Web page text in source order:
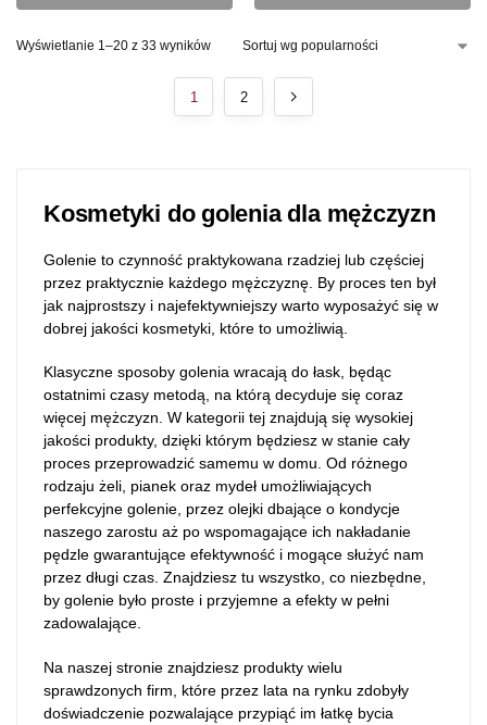
Wyświetlanie 1–20 z 33 wyników
1 2
Kosmetyki do golenia dla mężczyzn
Golenie to czynność praktykowana rzadziej lub częściej
przez praktycznie każdego mężczyznę. By proces ten był
jak najprostszy i najefektywniejszy warto wyposażyć się w
dobrej jakości kosmetyki, które to umożliwią.
Klasyczne sposoby golenia wracają do łask, będąc
ostatnimi czasy metodą, na którą decyduje się coraz
więcej mężczyzn. W kategorii tej znajdują się wysokiej
jakości produkty, dzięki którym będziesz w stanie cały
proces przeprowadzić samemu w domu. Od różnego
rodzaju żeli, pianek oraz mydeł umożliwiających
perfekcyjne golenie, przez olejki dbające o kondycje
naszego zarostu aż po wspomagające ich nakładanie
pędzle gwarantujące efektywność i mogące służyć nam
przez długi czas. Znajdziesz tu wszystko, co niezbędne,
by golenie było proste i przyjemne a efekty w pełni
zadowalające.
Na naszej stronie znajdziesz produkty wielu
sprawdzonych firm, które przez lata na rynku zdobyły
doświadczenie pozwalające przypiąć im łatkę bycia